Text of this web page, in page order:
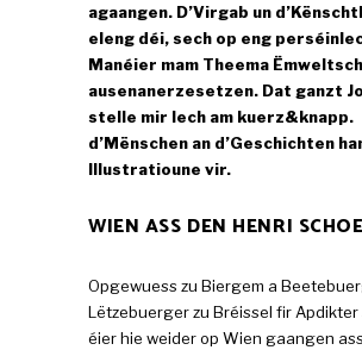
agaangen. D’Virgab un
eleng déi, sech op eng
Manéier mam Theema
ausenanerzesetzen. Dat ganzt
stelle mir Iech am kuerz&knapp.
d’Mënschen an d’Geschichten
Illustratioune vir.
WIEN ASS DEN HENRI
Opgewuess zu Biergem a
Lëtzebuerger zu Bréissel fir
éier hie weider op Wien gaangen